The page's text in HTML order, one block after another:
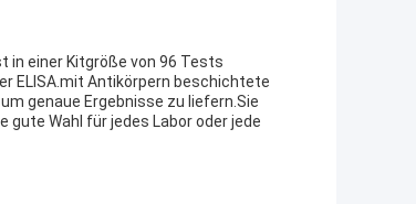
in einer Kitgröße von 96 Tests
ELISA.mit Antikörpern beschichtete
genaue Ergebnisse zu liefern.Sie
gute Wahl für jedes Labor oder jede